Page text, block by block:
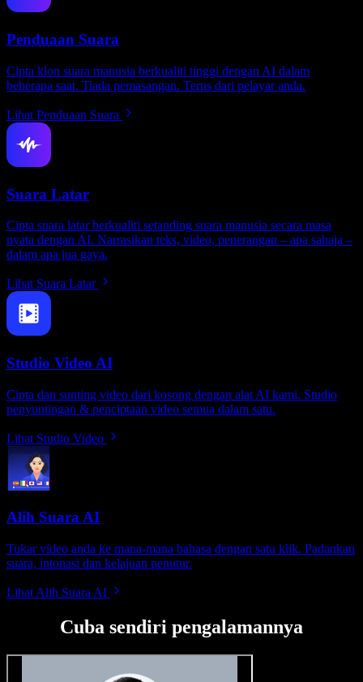
Penduaan Suara
Cipta klon suara manusia berkualiti tinggi dengan AI dalam
beberapa saat. Tiada pemasangan. Terus dari pelayar anda.
Lihat Penduaan Suara
Suara Latar
Cipta suara latar berkualiti setanding suara manusia secara masa
nyata dengan AI. Narrasikan teks, video, penerangan – apa sahaja –
dalam apa jua gaya.
Lihat Suara Latar
Studio Video AI
Cipta dan sunting video dari kosong dengan alat AI kami. Studio
penyuntingan & penciptaan video semua dalam satu.
Lihat Studio Video
Alih Suara AI
Tukar video anda ke mana-mana bahasa dengan satu klik. Padankan
suara, intonasi dan kelajuan penutur.
Lihat Alih Suara AI
Cuba sendiri pengalamannya